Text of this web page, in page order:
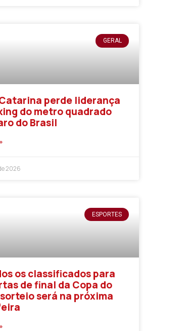
GERAL
perde liderança
do metro quadrado
do Brasil
2026
ESPORTES
os classificados para
de final da Copa do
será na próxima